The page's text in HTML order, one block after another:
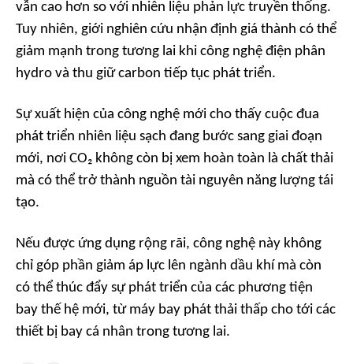
vẫn cao hơn so với nhiên liệu phản lực truyền thống.
Tuy nhiên, giới nghiên cứu nhận định giá thành có thể
giảm mạnh trong tương lai khi công nghệ điện phân
hydro và thu giữ carbon tiếp tục phát triển.
Sự xuất hiện của công nghệ mới cho thấy cuộc đua
phát triển nhiên liệu sạch đang bước sang giai đoạn
mới, nơi CO₂ không còn bị xem hoàn toàn là chất thải
mà có thể trở thành nguồn tài nguyên năng lượng tái
tạo.
Nếu được ứng dụng rộng rãi, công nghệ này không
chỉ góp phần giảm áp lực lên ngành dầu khí mà còn
có thể thúc đẩy sự phát triển của các phương tiện
bay thế hệ mới, từ máy bay phát thải thấp cho tới các
thiết bị bay cá nhân trong tương lai.